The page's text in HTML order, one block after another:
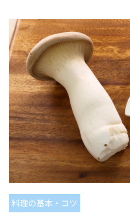
料理の基本・コツ